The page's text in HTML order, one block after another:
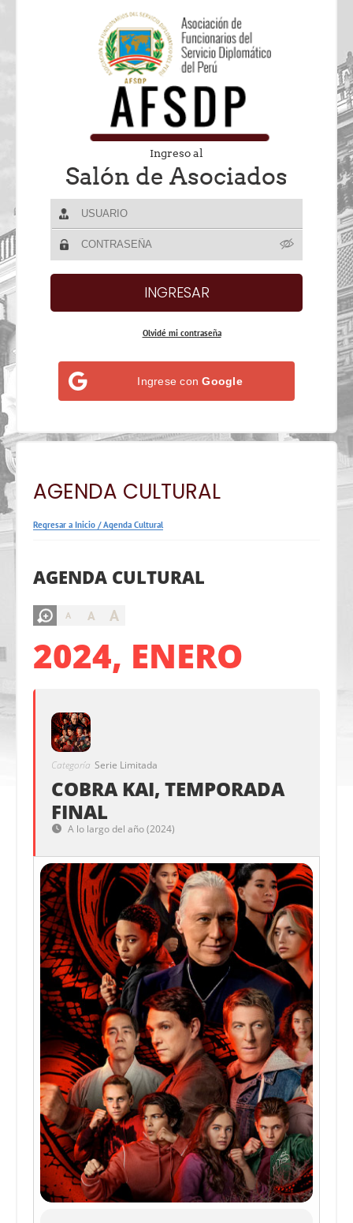
Ingreso al
Salón de Asociados
Olvidé mi contraseña
Ingrese conGoogle
AGENDA CULTURAL
Regresar a Inicio /Agenda Cultural
AGENDA CULTURAL
A A A
2024, ENERO
Categoría Serie Limitada
COBRA KAI, TEMPORADA
FINAL
A lo largo del año (2024)